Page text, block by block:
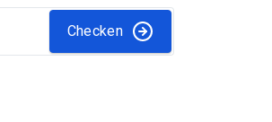
Checken